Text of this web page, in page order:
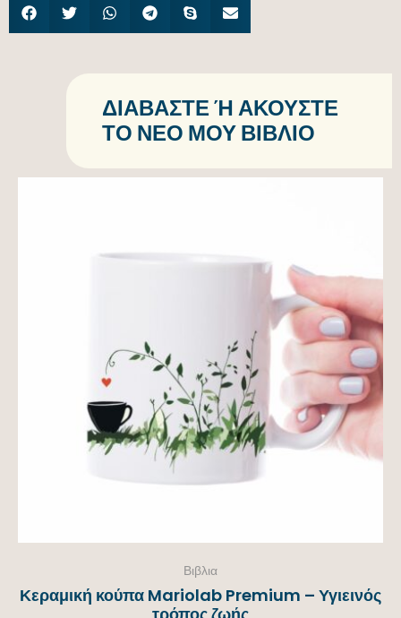
ΔΙΑΒΆΣΤΕ Ή ΑΚΟΎΣΤΕ Τ
Ο ΝΈΟ ΜΟΥ ΒΙΒΛΊΟ
Βιβλια
Κεραμική κούπα Mariolab Premium – Υγιεινός